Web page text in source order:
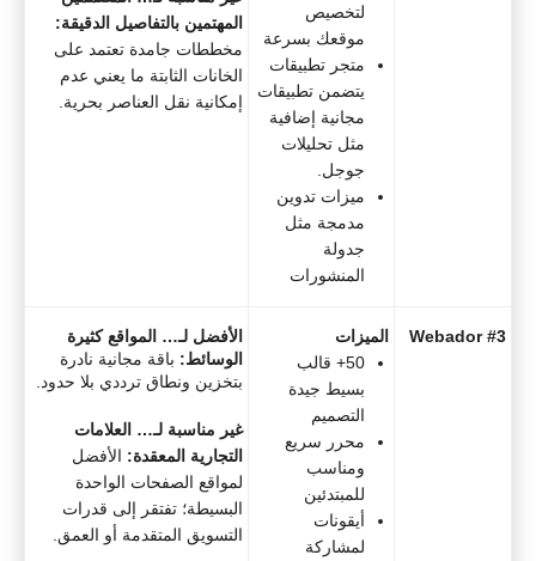
لتخصيص
موقعك بسرعة
متجر تطبيقات
يتضمن تطبيقات
مجانية إضافية
مثل تحليلات
جوجل.
ميزات تدوين
مدمجة مثل
جدولة
المنشورات
المهتمين بالتفاصيل الدقيقة:
مخططات جامدة تعتمد على
الخانات الثابتة ما يعني عدم
إمكانية نقل العناصر بحرية.
#3 Webador
الميزات
50+ قالب
بسيط جيدة
التصميم
محرر سريع
ومناسب
للمبتدئين
أيقونات
لمشاركة
الأفضل لـ… المواقع كثيرة
الوسائط: باقة مجانية نادرة
بتخزين ونطاق ترددي بلا حدود.
غير مناسبة لـ… العلامات
التجارية المعقدة: الأفضل
لمواقع الصفحات الواحدة
البسيطة؛ تفتقر إلى قدرات
التسويق المتقدمة أو العمق.